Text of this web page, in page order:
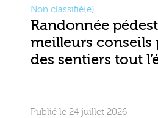
Non classifié(e)
Randonnée
meilleurs
des sentiers tout
Publié le 24 juillet 2026